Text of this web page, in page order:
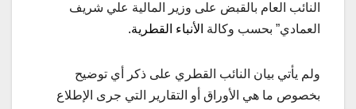
النائب العام بالقبض على وزير المالية علي شريف
العمادي” بحسب وكالة الأنباء القطرية.
ولم يأتي بيان النائب القطري على ذكر أي توضيح
بخصوص ما هي الأوراق أو التقارير التي جرى الإطلاع